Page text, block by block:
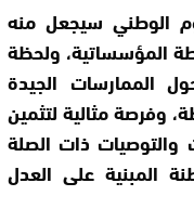
الوطني سيجعل منه
المؤسساتية، ولحظة
الممارسات الجيدة
وفرصة مثالية لتثمين
والتوصيات ذات الصلة
المبنية على العدل